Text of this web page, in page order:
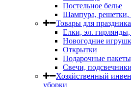
Постельное белье
Шампура, решетки,
Товары для праздника
Елки, эл.
Новогодние
Открытки
Подарочные
Свечи, подсвечники
Хозяйственный
уборки